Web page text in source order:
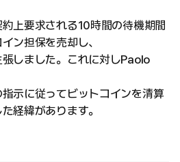
上要求される10時間の待機期間
ン担保を売却し、
しました。これに対しPaolo
指示に従ってビットコインを清算
経緯があります。